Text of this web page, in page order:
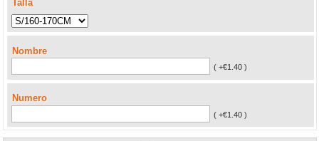
Nombre
( +€1.40 )
Numero
( +€1.40 )